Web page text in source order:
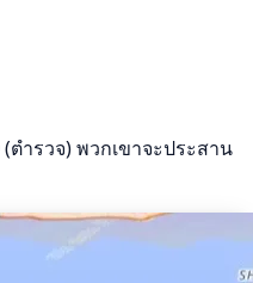
ำรวจ) พวกเขาจะประสาน